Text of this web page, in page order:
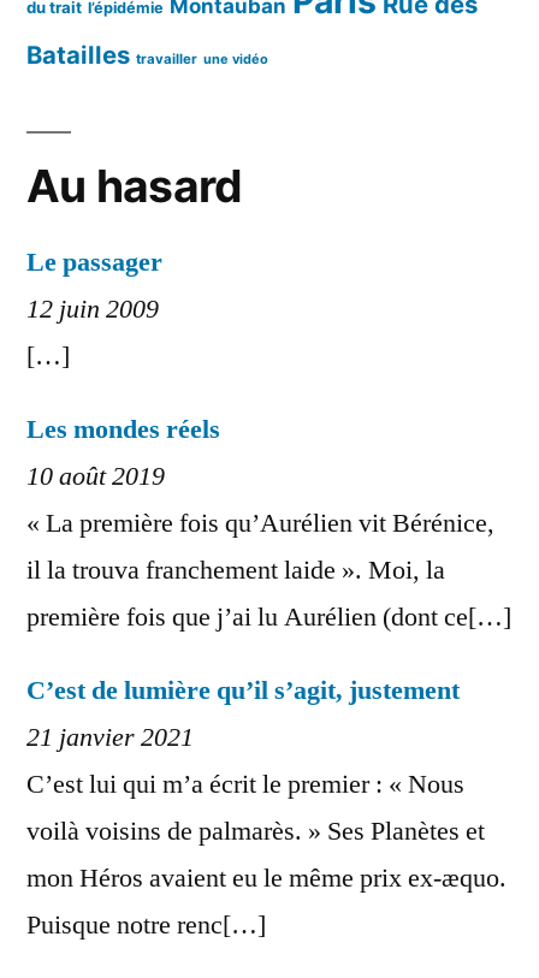
du trait l’épidémie Montauban
Batailles travailler une vidéo
Au hasard
Le passager
12 juin 2009
[…]
Les mondes réels
10 août 2019
« La première fois qu’Aurélien vit Bérénice,
il la trouva franchement laide ». Moi, la
première fois que j’ai lu Aurélien (dont ce[…]
C’est de lumière qu’il s’agit, justement
21 janvier 2021
C’est lui qui m’a écrit le premier : « Nous
voilà voisins de palmarès. » Ses Planètes et
mon Héros avaient eu le même prix ex-æquo.
Puisque notre renc[…]